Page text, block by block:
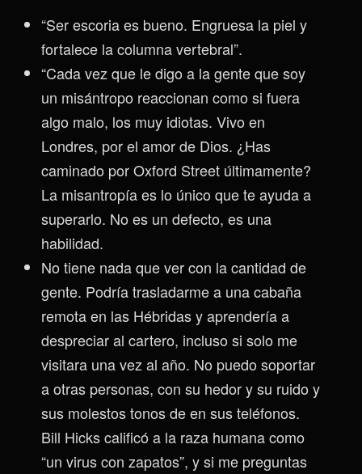
“Ser escoria es bueno. Engruesa la piel y
fortalece la columna vertebral”.
“Cada vez que le digo a la gente que soy
un misántropo reaccionan como si fuera
algo malo, los muy idiotas. Vivo en
Londres, por el amor de Dios. ¿Has
caminado por Oxford Street últimamente?
La misantropía es lo único que te ayuda a
superarlo. No es un defecto, es una
habilidad.
No tiene nada que ver con la cantidad de
gente. Podría trasladarme a una cabaña
remota en las Hébridas y aprendería a
despreciar al cartero, incluso si solo me
visitara una vez al año. No puedo soportar
a otras personas, con su hedor y su ruido y
sus molestos tonos de en sus teléfonos.
Bill Hicks calificó a la raza humana como
“un virus con zapatos”, y si me preguntas